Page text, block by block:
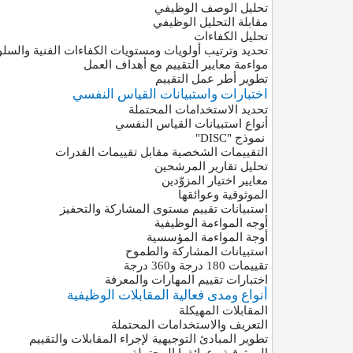
تحليل الوصف الوظيفي
مقابلة التحليل الوظيفي
تحليل الكفاءات
تحديد وترتيب أولويات ومستويات الكفاءات الفنية
مواءمة معايير التقييم مع أهداف العمل
تطوير أطر عمل التقييم
اختبارات واستبيانات القياس النفسي
تحديد الاستخدامات المحتملة
أنواع استبيانات القياس النفسي
"DISC" نموذج
التقييمات الشخصية مقابل تقييمات القدرات
تحليل تقارير المرشحين
معايير اختيار المزوّدين
الموثوقية وعوائقها
استبيانات تقييم مستوى المشاركة والتحفيز
أوجه المواءمة الوظيفية
أوجة المواءمة المؤسسية
استبيانات المشاركة والطموح
تقييمات 180 درجة و360 درجة
اختبارات تقييم المهارات والمعرفة
أنواع ومدى فعالية المقابلات الوظيفية
المقابلات المهيكلة
التعريف والاستخدامات المحتملة
تطوير المبادئ التوجيهية لإجراء المقابلات والتقييم